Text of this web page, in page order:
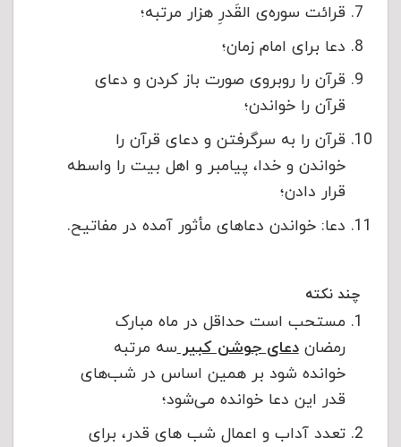
قرائت سوره‌ی القَدرِ هزار مرتبه؛
دعا برای امام زمان؛
قرآن را روبروی صورت باز کردن و دعای
قرآن را خواندن؛
قرآن را به سرگرفتن و دعای قرآن را
خواندن و خدا، پیامبر و اهل بیت را واسطه
قرار دادن؛
دعا: خواندن دعاهای مأثور آمده در مفاتیح.
چند نکته
مستحب است حداقل در ماه مبارک
رمضاندعای جوشن کبیرسه مرتبه
خوانده شود بر همین اساس در شب‌های
قدر این دعا خوانده می‌شود؛
تعدد آداب و اعمال شب های قدر، برای